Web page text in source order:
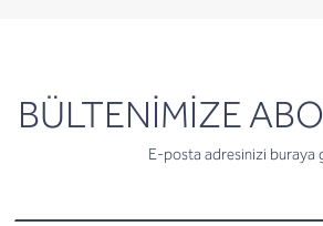
BÜLTENİMİZE
E-posta adresinizi buraya